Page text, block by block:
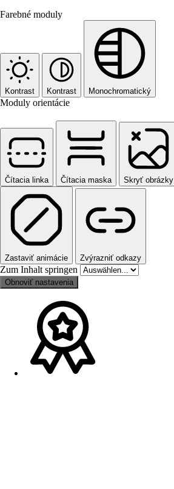
Farebné moduly
Kontrast Kontrast Monochromatický
Moduly orientácie
Čítacia linka Čítacia maska Skryť obrázky
Zastaviť animácie Zvýrazniť odkazy
Zum Inhalt springen
Obnoviť nastavenia